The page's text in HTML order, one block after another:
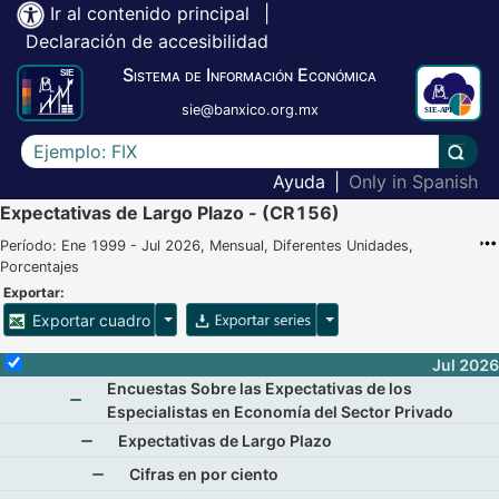
Ir al contenido principal
Declaración de accesibilidad
Sistema de Información Económica
sie@banxico.org.mx
Escriba el texto a buscar
Ayuda
Only in Spanish
Expectativas de Largo Plazo - (CR156)
Período: Ene 1999 - Jul 2026, Mensual, Diferentes Unidades,
Porcentajes
Exportar:
Exportar cuadro Opciones para exportar cuadroOpciones para exportar
Selecciona o desmarca todas las series Jul 2026
Mostrar elementos de Encuestas Sobre las
Encuestas Sobre las Expectativas de los
Especialistas en Economía del Sector Privado
Mostrar elementos de Expectativas de Largo
Expectativas de Largo Plazo
Cifras en por ciento